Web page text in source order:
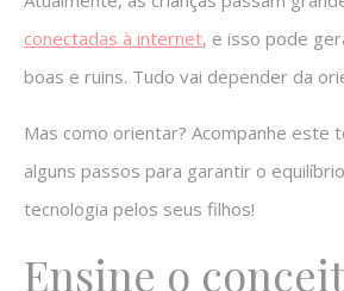
conectadas à internet, e isso pode
boas e ruins. Tudo vai depender da
Mas como orientar? Acompanhe este
alguns passos para garantir o
tecnologia pelos seus filhos!
Ensine o